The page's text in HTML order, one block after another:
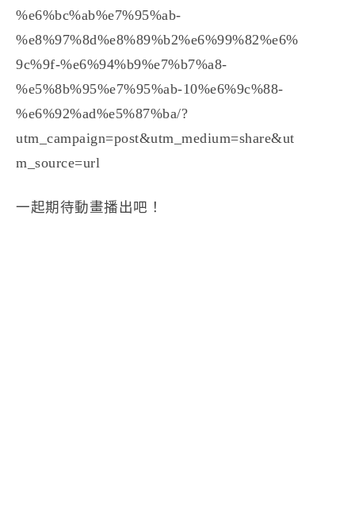
%e6%bc%ab%e7%95%ab-
%e8%97%8d%e8%89%b2%e6%99%82%e6%
9c%9f-%e6%94%b9%e7%b7%a8-
%e5%8b%95%e7%95%ab-10%e6%9c%88-
%e6%92%ad%e5%87%ba/?
utm_campaign=post&utm_medium=share&ut
m_source=url
一起期待動畫播出吧！